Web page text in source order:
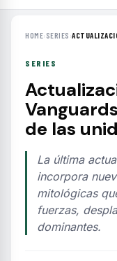
HOME› SERIES ›
SERIES
de las
La última
incorpora
mitológicas
fuerzas,
dominantes.